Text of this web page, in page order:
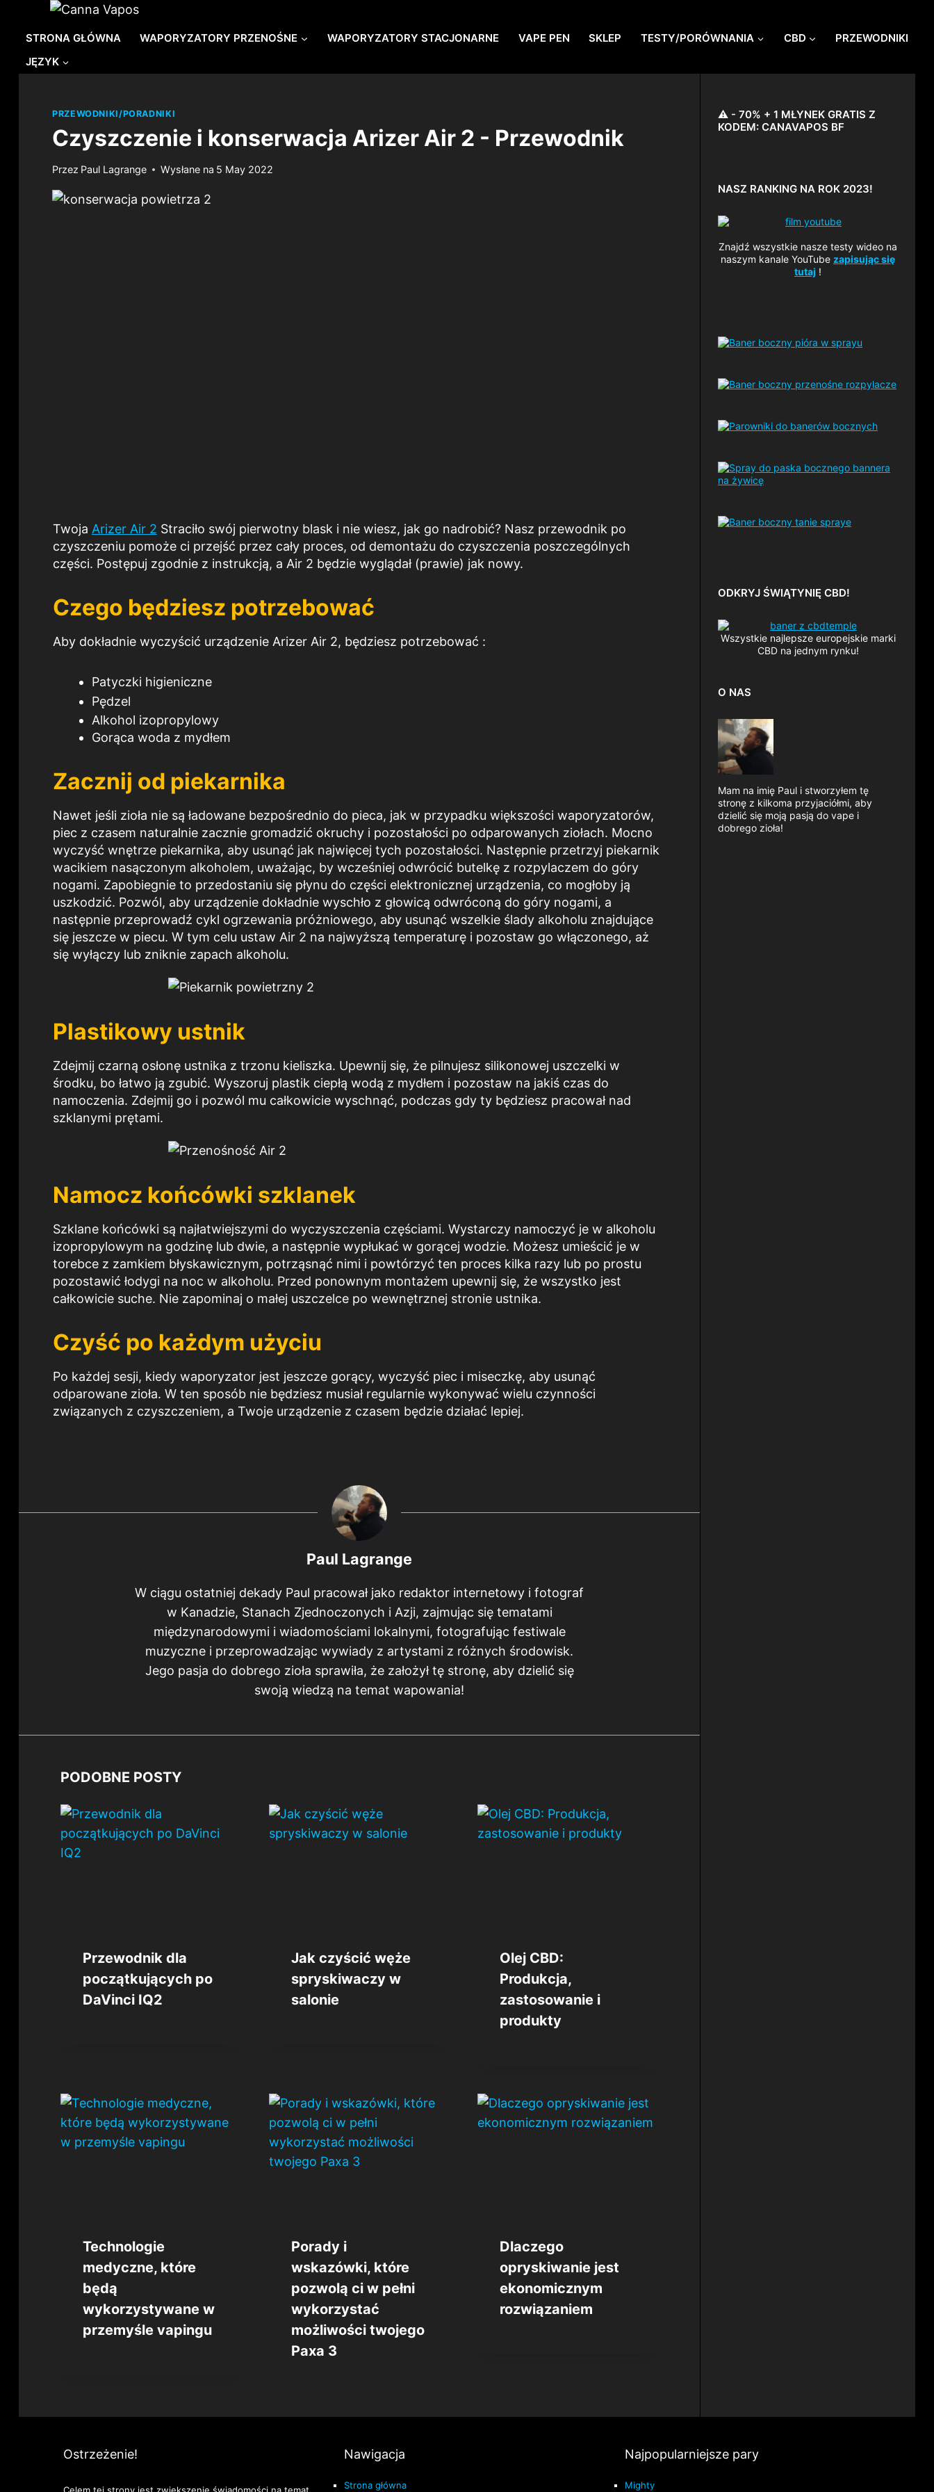
STRONA GŁÓWNA WAPORYZATORY PRZENOŚNE WAPORYZATORY STACJONARNE VAPE PEN SKLEP TESTY/PORÓWNANIA CBD
PRZEWODNIKI
JĘZYK
PRZEWODNIKI/PORADNIKI
Czyszczenie i konserwacja Arizer Air 2 - Przewodnik
Przez Paul Lagrange Wysłane na 5 May 2022
Twoja Arizer Air 2 Straciło swój pierwotny blask i nie wiesz, jak go nadrobić? Nasz przewodnik po
czyszczeniu pomoże ci przejść przez cały proces, od demontażu do czyszczenia poszczególnych
części. Postępuj zgodnie z instrukcją, a Air 2 będzie wyglądał (prawie) jak nowy.
Czego będziesz potrzebować
Aby dokładnie wyczyścić urządzenie Arizer Air 2, będziesz potrzebować :
Patyczki higieniczne
Pędzel
Alkohol izopropylowy
Gorąca woda z mydłem
Zacznij od piekarnika
Nawet jeśli zioła nie są ładowane bezpośrednio do pieca, jak w przypadku większości waporyzatorów,
piec z czasem naturalnie zacznie gromadzić okruchy i pozostałości po odparowanych ziołach. Mocno
wyczyść wnętrze piekarnika, aby usunąć jak najwięcej tych pozostałości. Następnie przetrzyj piekarnik
wacikiem nasączonym alkoholem, uważając, by wcześniej odwrócić butelkę z rozpylaczem do góry
nogami. Zapobiegnie to przedostaniu się płynu do części elektronicznej urządzenia, co mogłoby ją
uszkodzić. Pozwól, aby urządzenie dokładnie wyschło z głowicą odwróconą do góry nogami, a
następnie przeprowadź cykl ogrzewania próżniowego, aby usunąć wszelkie ślady alkoholu znajdujące
się jeszcze w piecu. W tym celu ustaw Air 2 na najwyższą temperaturę i pozostaw go włączonego, aż
się wyłączy lub zniknie zapach alkoholu.
Plastikowy ustnik
Zdejmij czarną osłonę ustnika z trzonu kieliszka. Upewnij się, że pilnujesz silikonowej uszczelki w
środku, bo łatwo ją zgubić. Wyszoruj plastik ciepłą wodą z mydłem i pozostaw na jakiś czas do
namoczenia. Zdejmij go i pozwól mu całkowicie wyschnąć, podczas gdy ty będziesz pracował nad
szklanymi prętami.
Namocz końcówki szklanek
Szklane końcówki są najłatwiejszymi do wyczyszczenia częściami. Wystarczy namoczyć je w alkoholu
izopropylowym na godzinę lub dwie, a następnie wypłukać w gorącej wodzie. Możesz umieścić je w
torebce z zamkiem błyskawicznym, potrząsnąć nimi i powtórzyć ten proces kilka razy lub po prostu
pozostawić łodygi na noc w alkoholu. Przed ponownym montażem upewnij się, że wszystko jest
całkowicie suche. Nie zapominaj o małej uszczelce po wewnętrznej stronie ustnika.
Czyść po każdym użyciu
Po każdej sesji, kiedy waporyzator jest jeszcze gorący, wyczyść piec i miseczkę, aby usunąć
odparowane zioła. W ten sposób nie będziesz musiał regularnie wykonywać wielu czynności
związanych z czyszczeniem, a Twoje urządzenie z czasem będzie działać lepiej.
Paul Lagrange
W ciągu ostatniej dekady Paul pracował jako redaktor internetowy i fotograf
w Kanadzie, Stanach Zjednoczonych i Azji, zajmując się tematami
międzynarodowymi i wiadomościami lokalnymi, fotografując festiwale
muzyczne i przeprowadzając wywiady z artystami z różnych środowisk.
Jego pasja do dobrego zioła sprawiła, że założył tę stronę, aby dzielić się
swoją wiedzą na temat wapowania!
PODOBNE POSTY
Przewodnik dla
początkujących po
DaVinci IQ2
Jak czyścić węże
spryskiwaczy w
salonie
Olej CBD:
Produkcja,
zastosowanie i
produkty
Technologie
medyczne, które
będą
wykorzystywane w
przemyśle vapingu
Porady i
wskazówki, które
pozwolą ci w pełni
wykorzystać
możliwości twojego
Paxa 3
Dlaczego
opryskiwanie jest
ekonomicznym
rozwiązaniem
⚠️ - 70% + 1 MŁYNEK GRATIS Z
KODEM: CANAVAPOS BF
NASZ RANKING NA ROK 2023!
Znajdź wszystkie nasze testy wideo na
naszym kanale YouTube zapisując się
tutaj !
ODKRYJ ŚWIĄTYNIĘ CBD!
Wszystkie najlepsze europejskie marki
CBD na jednym rynku!
O NAS
Mam na imię Paul i stworzyłem tę
stronę z kilkoma przyjaciółmi, aby
dzielić się moją pasją do vape i
dobrego zioła!
Ostrzeżenie! Nawigacja
Strona główna
Najpopularniejsze pary
Mighty